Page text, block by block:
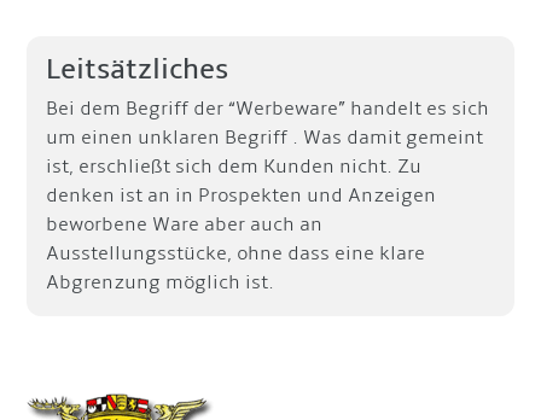
Leitsätzliches
Bei dem Begriff der “Werbeware” handelt es sich
um einen unklaren Begriff . Was damit gemeint
ist, erschließt sich dem Kunden nicht. Zu
denken ist an in Prospekten und Anzeigen
beworbene Ware aber auch an
Ausstellungsstücke, ohne dass eine klare
Abgrenzung möglich ist.